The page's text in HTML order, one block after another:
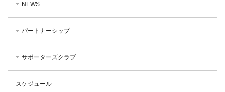
NEWS
パートナーシップ
サポーターズクラブ
スケジュール